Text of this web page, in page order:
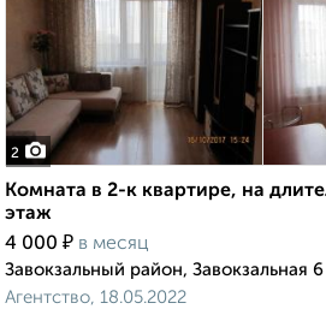
2
Комната в 2-к квартире, на
этаж
4 000 ₽ в месяц
Завокзальный район, Завокзальная 6
Агентство, 18.05.2022